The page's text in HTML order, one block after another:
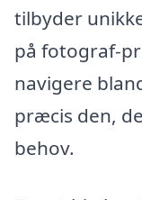
tilbyder
på fotograf-
navigere
præcis den,
behov.